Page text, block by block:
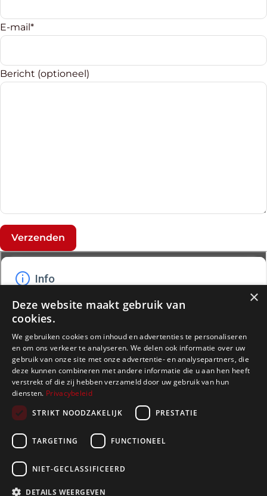
E-mail*
Bericht (optioneel)
Alle gepubliceerde prijzen zijn indicatief en vormen een
uitnodiging tot onderhandeling. In geval er na een
kijkdag meerdere kandidaten een bod uitbrengen
heeft de eigenaar-verkoper de vrijheid om te verkopen
aan eender welke bieder. Het staat de eigenaar vrij om
een tegenbod te doen aan één of meerdere kandidaat-
kopers. De kredietwaardigheid van de kandidaat-koper
is even belangrijk als het geboden bedrag. Ga daarom
×
Deze website maakt gebruik van
cookies.
We gebruiken cookies om inhoud en advertenties te personaliseren
en om ons verkeer te analyseren. We delen ook informatie over uw
gebruik van onze site met onze advertentie- en analysepartners, die
deze kunnen combineren met andere informatie die u aan hen heeft
verstrekt of die zij hebben verzameld door uw gebruik van hun
diensten. Privacybeleid
STRIKT NOODZAKELIJK
PRESTATIE
TARGETING FUNCTIONEEL
NIET-GECLASSIFICEERD
DETAILS WEERGEVEN